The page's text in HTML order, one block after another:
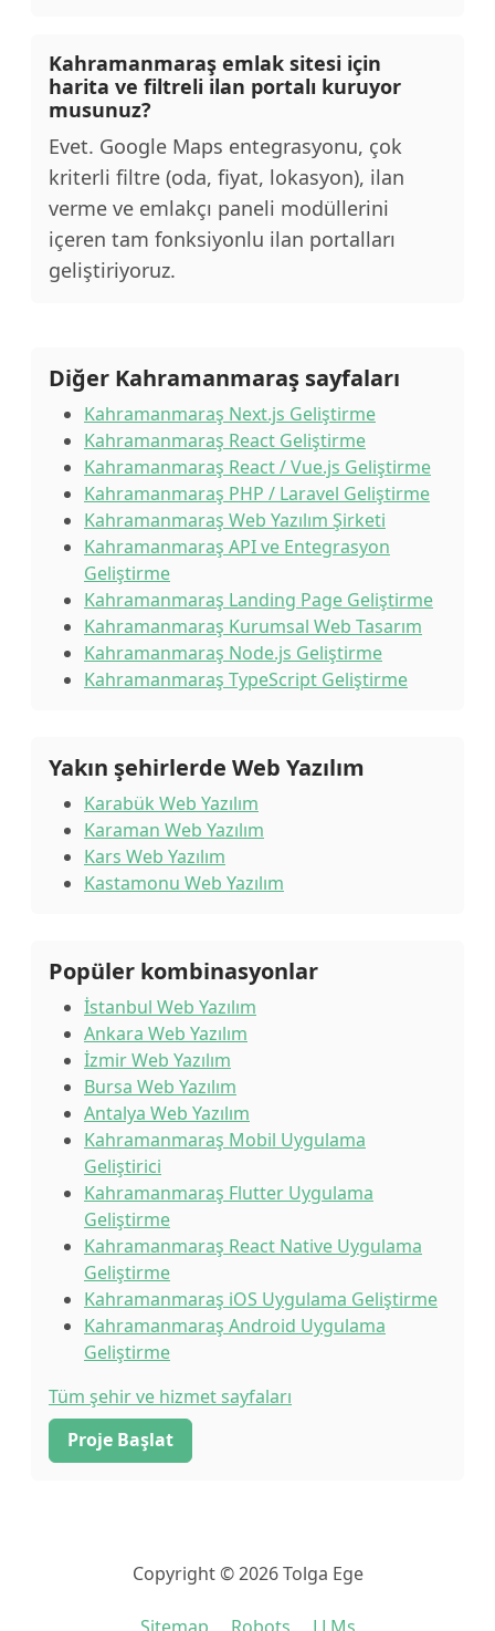
Kahramanmaraş emlak sitesi için
harita ve filtreli ilan portalı kuruyor
musunuz?
Evet. Google Maps entegrasyonu, çok
kriterli filtre (oda, fiyat, lokasyon), ilan
verme ve emlakçı paneli modüllerini
içeren tam fonksiyonlu ilan portalları
geliştiriyoruz.
Diğer Kahramanmaraş sayfaları
Kahramanmaraş Next.js Geliştirme
Kahramanmaraş React Geliştirme
Kahramanmaraş React / Vue.js Geliştirme
Kahramanmaraş PHP / Laravel Geliştirme
Kahramanmaraş Web Yazılım Şirketi
Kahramanmaraş API ve Entegrasyon
Geliştirme
Kahramanmaraş Landing Page Geliştirme
Kahramanmaraş Kurumsal Web Tasarım
Kahramanmaraş Node.js Geliştirme
Kahramanmaraş TypeScript Geliştirme
Yakın şehirlerde Web Yazılım
Karabük Web Yazılım
Karaman Web Yazılım
Kars Web Yazılım
Kastamonu Web Yazılım
Popüler kombinasyonlar
İstanbul Web Yazılım
Ankara Web Yazılım
İzmir Web Yazılım
Bursa Web Yazılım
Antalya Web Yazılım
Kahramanmaraş Mobil Uygulama
Geliştirici
Kahramanmaraş Flutter Uygulama
Geliştirme
Kahramanmaraş React Native Uygulama
Geliştirme
Kahramanmaraş iOS Uygulama Geliştirme
Kahramanmaraş Android Uygulama
Geliştirme
Tüm şehir ve hizmet sayfaları
Proje Başlat
Copyright © 2026 Tolga Ege